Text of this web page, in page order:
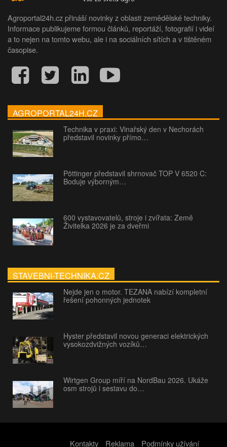
Agroportal24h.cz přináší novinky z oblasti zemědělské techniky.
Informace publikujeme formou článků, reportáží, fotografií i videí
a to nejen na tomto webu, ale i na sociálních sítích a v tištěném
časopise.
AGROPORTAL24H.CZ
Technika v praxi: Vinařský den v Nechorách
představil novinky přímo…
Pöttinger představil shrnovač TOP V 6520 C:
Boduje výborným…
600 vystavovatelů, stroje i zvířata: Země
Živitelka 2026 je za dveřmi
STAVEBNI-TECHNIKA.CZ
Nejde jen o motor. TEZANA nabízí kompletní
řešení pohonných jednotek
Hyster představil novou generaci elektrických
vysokozdvižných vozíků…
Wirtgen Group míří na NordBau 2026. Ukáže
osm strojů i sestavu do…
Kontakty Reklama Podmínky užívání